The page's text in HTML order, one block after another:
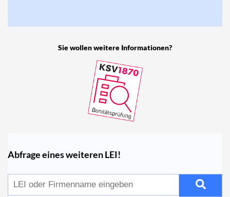
Sie wollen weitere Informationen?
Abfrage eines weiteren LEI!